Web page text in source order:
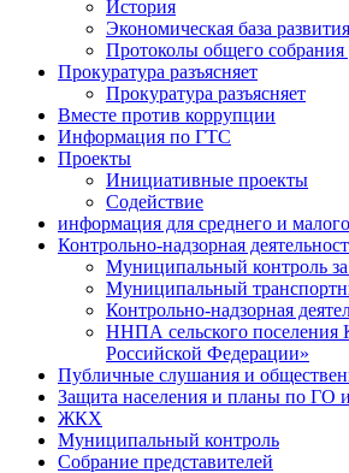
История
Экономическая база
Протоколы общего собрания
Прокуратура разъясняет
Прокуратура разъясняет
Вместе против коррупции
Информация по ГТС
Проекты
Инициативные проекты
Содействие
информация для среднего и
Контрольно-надзорная
Муниципальный контроль за
Муниципальный
Контрольно-надзорная
ННПА сельского поселения
Российской Федерации»
Публичные слушания и
Защита населения и планы по ГО
ЖКХ
Муниципальный контроль
Собрание представителей